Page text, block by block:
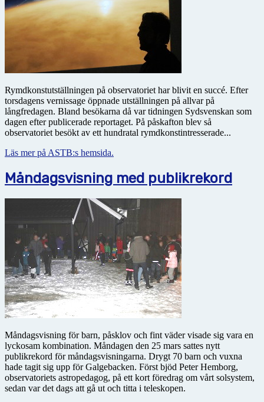
Rymdkonstutställningen på observatoriet har blivit en succé. Efter
torsdagens vernissage öppnade utställningen på allvar på
långfredagen. Bland besökarna då var tidningen Sydsvenskan som
dagen efter publicerade reportaget. På påskafton blev så
observatoriet besökt av ett hundratal rymdkonstintresserade...
Läs mer på ASTB:s hemsida.
Måndagsvisning med publikrekord
Måndagsvisning för barn, påsklov och fint väder visade sig vara en
lyckosam kombination. Måndagen den 25 mars sattes nytt
publikrekord för måndagsvisningarna. Drygt 70 barn och vuxna
hade tagit sig upp för Galgebacken. Först bjöd Peter Hemborg,
observatoriets astropedagog, på ett kort föredrag om vårt solsystem,
sedan var det dags att gå ut och titta i teleskopen.